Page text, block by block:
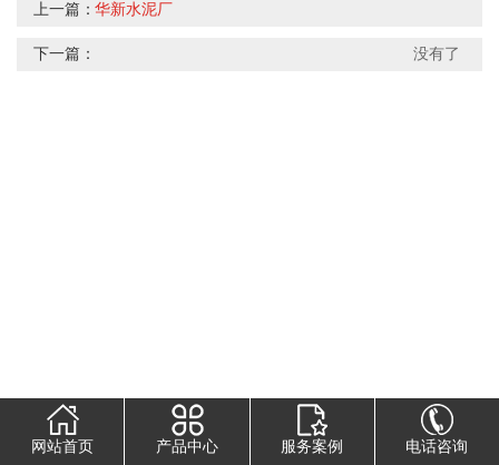
上一篇：华新水泥厂
下一篇： 没有了
网站首页 产品中心 服务案例 电话咨询